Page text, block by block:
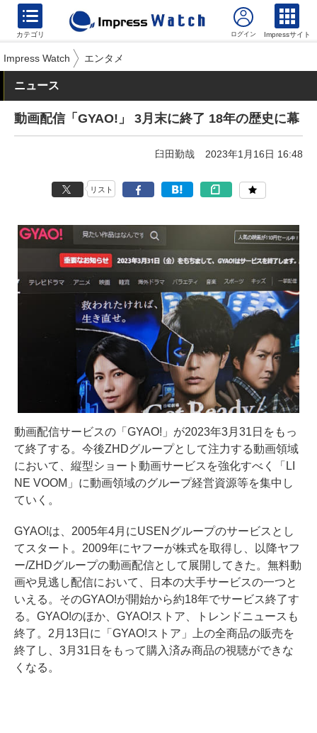
カテゴリ Impressサイト
Impress Watch エンタメ
ニュース
動画配信「GYAO!」 3月末に終了 18年の歴史に幕
臼田勤哉 2023年1月16日 16:48
リスト
動画配信サービスの「GYAO!」が2023年3月31日をもっ
て終了する。今後ZHDグループとして注力する動画領域
において、縦型ショート動画サービスを強化すべく「LI
NE VOOM」に動画領域のグループ経営資源等を集中し
ていく。
GYAO!は、2005年4月にUSENグループのサービスとし
てスタート。2009年にヤフーが株式を取得し、以降ヤフ
ー/ZHDグループの動画配信として展開してきた。無料動
画や見逃し配信において、日本の大手サービスの一つと
いえる。そのGYAO!が開始から約18年でサービス終了す
る。GYAO!のほか、GYAO!ストア、トレンドニュースも
終了。2月13日に「GYAO!ストア」上の全商品の販売を
終了し、3月31日をもって購入済み商品の視聴ができな
くなる。